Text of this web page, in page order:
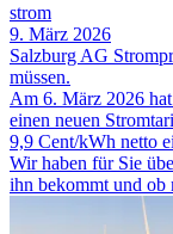
strom
9. März 2026
Salzburg AG
müssen.
Am 6. März 2026
einen neuen
9,9 Cent/kWh netto
Wir haben für Sie
ihn bekommt und